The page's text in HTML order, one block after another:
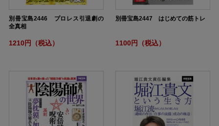
別冊宝島2446 プロレス引退劇の
全真相
1210円（税込）
別冊宝島2447 はじめての筋トレ
1100円（税込）